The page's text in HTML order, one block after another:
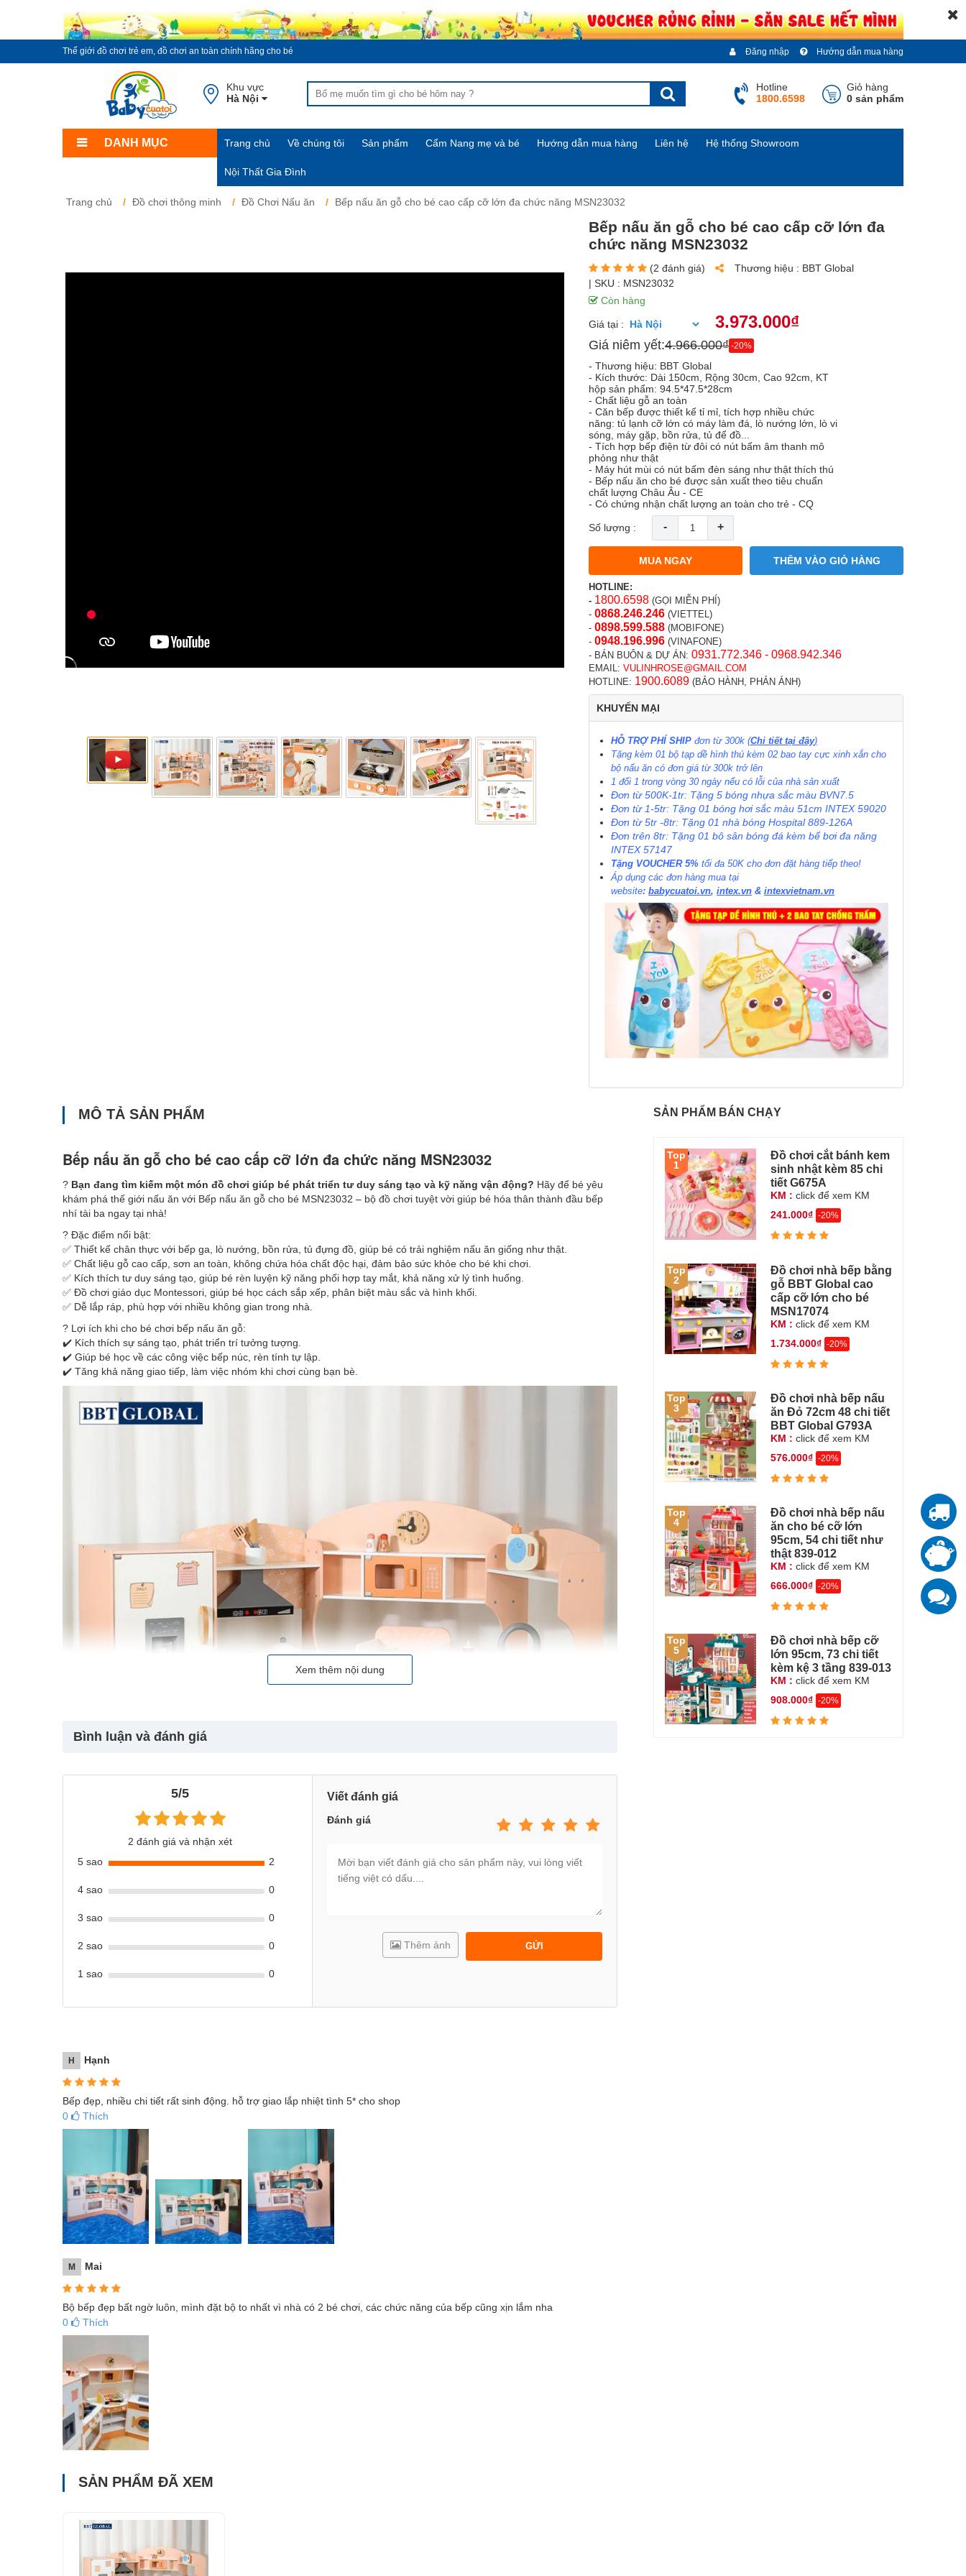
Thế giới đồ chơi trẻ em, đồ chơi an toàn chính hãng cho bé Hướng dẫn mua hàng
Đăng nhập
Khu vực
Hà Nội
Giỏ hàng
0 sản phẩm
Hotline
1800.6598
DANH MỤC Trang chủ Về chúng tôi Sản phẩm Cẩm Nang mẹ và bé Hướng dẫn mua hàng Liên hệ Hệ thống Showroom
Nội Thất Gia Đình
Trang chủ Đồ chơi thông minh Đồ Chơi Nấu ăn Bếp nấu ăn gỗ cho bé cao cấp cỡ lớn đa chức năng MSN23032
Bếp nấu ăn gỗ cho bé cao cấp cỡ lớn đa
chức năng MSN23032
(2 đánh giá) Thương hiệu : BBT Global
| SKU : MSN23032
Còn hàng
Giá tại : 3.973.000₫
Giá niêm yết:4.966.000₫ -20%
- Thương hiệu: BBT Global
- Kích thước: Dài 150cm, Rộng 30cm, Cao 92cm, KT
hộp sản phẩm: 94.5*47.5*28cm
- Chất liệu gỗ an toàn
- Căn bếp được thiết kế tỉ mỉ, tích hợp nhiều chức
năng: tủ lạnh cỡ lớn có máy làm đá, lò nướng lớn, lò vi
sóng, máy gặp, bồn rửa, tủ để đồ...
- Tích hợp bếp điện từ đôi có nút bấm âm thanh mô
phỏng như thật
- Máy hút mùi có nút bấm đèn sáng như thật thích thú
- Bếp nấu ăn cho bé được sản xuất theo tiêu chuẩn
chất lượng Châu Âu - CE
- Có chứng nhận chất lượng an toàn cho trẻ - CQ
Số lượng : - +
MUA NGAY THÊM VÀO GIỎ HÀNG
HOTLINE:
- 1800.6598 (GỌI MIỄN PHÍ)
- 0868.246.246 (VIETTEL)
- 0898.599.588 (MOBIFONE)
- 0948.196.996 (VINAFONE)
- BÁN BUÔN & DỰ ÁN: 0931.772.346 - 0968.942.346
EMAIL: VULINHROSE@GMAIL.COM
HOTLINE: 1900.6089 (BẢO HÀNH, PHẢN ÁNH)
KHUYẾN MẠI
HỖ TRỢ PHÍ SHIP đơn từ 300k (Chi tiết tại đây)
Tặng kèm 01 bộ tạp dề hình thú kèm 02 bao tay cực xinh xắn cho
bộ nấu ăn có đơn giá từ 300k trở lên
1 đổi 1 trong vòng 30 ngày nếu có lỗi của nhà sản xuất
Đơn từ 500K-1tr: Tặng 5 bóng nhựa sắc màu BVN7.5
Đơn từ 1-5tr: Tặng 01 bóng hơi sắc màu 51cm INTEX 59020
Đơn từ 5tr -8tr: Tặng 01 nhà bóng Hospital 889-126A
Đơn trên 8tr: Tặng 01 bô sân bóng đá kèm bể bơi đa năng
INTEX 57147
Tặng VOUCHER 5% tối đa 50K cho đơn đặt hàng tiếp theo!
Áp dụng các đơn hàng mua tại
website: babycuatoi.vn, intex.vn & intexvietnam.vn
MÔ TẢ SẢN PHẨM
Bếp nấu ăn gỗ cho bé cao cấp cỡ lớn đa chức năng MSN23032
? Bạn đang tìm kiếm một món đồ chơi giúp bé phát triển tư duy sáng tạo và kỹ năng vận động? Hãy để bé yêu
khám phá thế giới nấu ăn với Bếp nấu ăn gỗ cho bé MSN23032 – bộ đồ chơi tuyệt vời giúp bé hóa thân thành đầu bếp
nhí tài ba ngay tại nhà!
? Đặc điểm nổi bật:
✅ Thiết kế chân thực với bếp ga, lò nướng, bồn rửa, tủ đựng đồ, giúp bé có trải nghiệm nấu ăn giống như thật.
✅ Chất liệu gỗ cao cấp, sơn an toàn, không chứa hóa chất độc hại, đảm bảo sức khỏe cho bé khi chơi.
✅ Kích thích tư duy sáng tạo, giúp bé rèn luyện kỹ năng phối hợp tay mắt, khả năng xử lý tình huống.
✅ Đồ chơi giáo dục Montessori, giúp bé học cách sắp xếp, phân biệt màu sắc và hình khối.
✅ Dễ lắp ráp, phù hợp với nhiều không gian trong nhà.
? Lợi ích khi cho bé chơi bếp nấu ăn gỗ:
✔️ Kích thích sự sáng tạo, phát triển trí tưởng tượng.
✔️ Giúp bé học về các công việc bếp núc, rèn tính tự lập.
✔️ Tăng khả năng giao tiếp, làm việc nhóm khi chơi cùng bạn bè.
Xem thêm nội dung
Bình luận và đánh giá
5/5
2 đánh giá và nhận xét
5 sao
2
4 sao 0
3 sao 0
2 sao 0
1 sao 0
Viết đánh giá
Đánh giá
GỬI
Thêm ảnh
H Hạnh
Bếp đẹp, nhiều chi tiết rất sinh động. hỗ trợ giao lắp nhiệt tình 5* cho shop
0
Thích
M Mai
Bộ bếp đẹp bất ngờ luôn, mình đặt bộ to nhất vì nhà có 2 bé chơi, các chức năng của bếp cũng xịn lắm nha
0
Thích
SẢN PHẨM BÁN CHẠY
Top
1
Đồ chơi cắt bánh kem
sinh nhật kèm 85 chi
tiết G675A
KM : click để xem KM
241.000₫ -20%
Top
2
Đồ chơi nhà bếp bằng
gỗ BBT Global cao
cấp cỡ lớn cho bé
MSN17074
KM : click để xem KM
1.734.000₫ -20%
Top
3
Đồ chơi nhà bếp nấu
ăn Đỏ 72cm 48 chi tiết
BBT Global G793A
KM : click để xem KM
576.000₫ -20%
Top
4
Đồ chơi nhà bếp nấu
ăn cho bé cỡ lớn
95cm, 54 chi tiết như
thật 839-012
KM : click để xem KM
666.000₫ -20%
Top
5
Đồ chơi nhà bếp cỡ
lớn 95cm, 73 chi tiết
kèm kệ 3 tầng 839-013
KM : click để xem KM
908.000₫ -20%
SẢN PHẨM ĐÃ XEM